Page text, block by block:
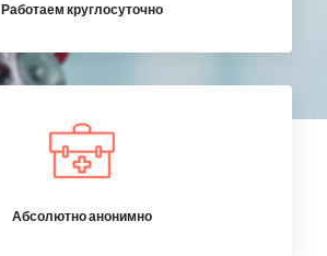
Работаем круглосуточно
Абсолютно анонимно